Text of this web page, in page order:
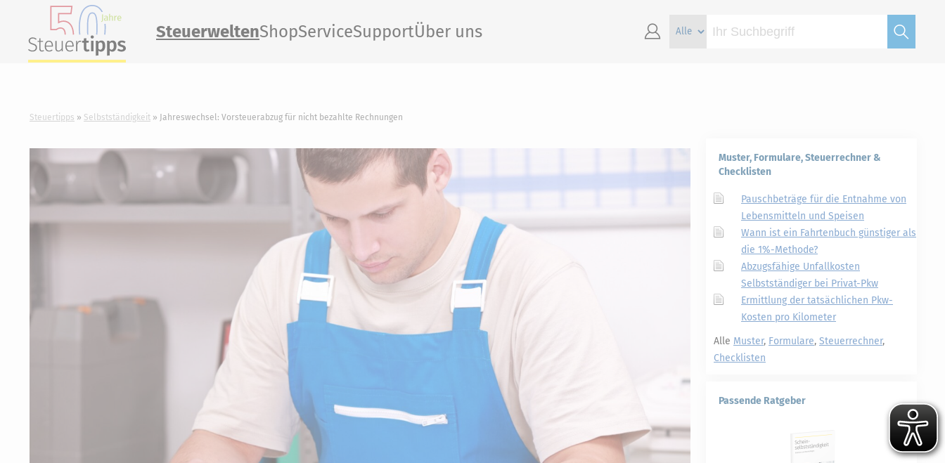
SteuerweltenShopServiceSupportÜber uns
Steuertipps Selbstständigkeit Jahreswechsel: Vorsteuerabzug für nicht bezahlte Rechnungen
Muster, Formulare, Steuerrechner &
Checklisten
Pauschbeträge für die Entnahme von
Lebensmitteln und Speisen
Wann ist ein Fahrtenbuch günstiger als
die 1%-Methode?
Abzugsfähige Unfallkosten
Selbstständiger bei Privat-Pkw
Ermittlung der tatsächlichen Pkw-
Kosten pro Kilometer
Alle Muster, Formulare, Steuerrechner,
Checklisten
Passende Ratgeber